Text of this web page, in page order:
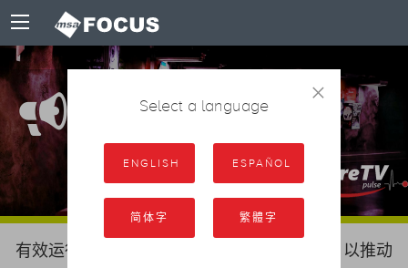
预告片编排管理
有效运行的预告片宣傳可提供额外的推动力，以推动
Select a language
ENGLISH ESPAÑOL
简体字 繁體字
×